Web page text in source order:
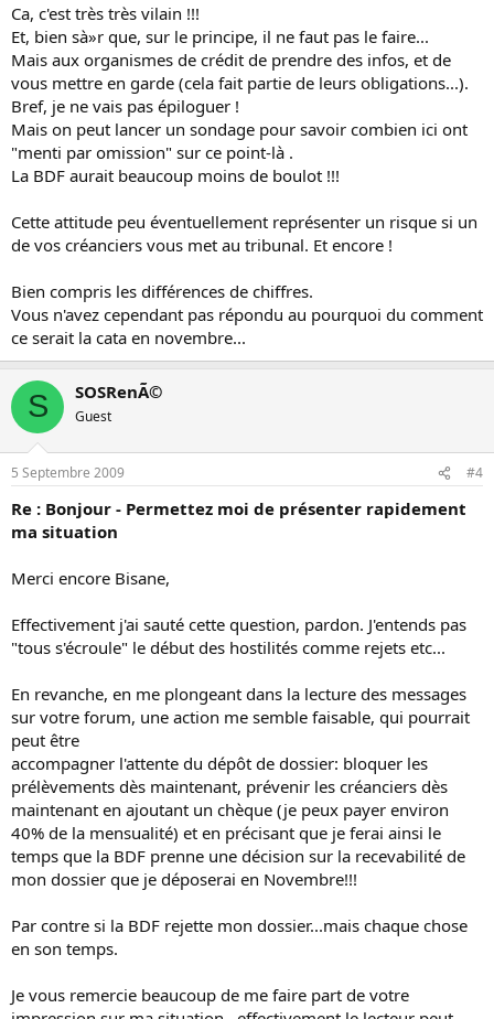
Ca, c'est très très vilain !!!
Et, bien sà»r que, sur le principe, il ne faut pas le faire...
Mais aux organismes de crédit de prendre des infos, et de
vous mettre en garde (cela fait partie de leurs obligations...).
Bref, je ne vais pas épiloguer !
Mais on peut lancer un sondage pour savoir combien ici ont
"menti par omission" sur ce point-là .
La BDF aurait beaucoup moins de boulot !!!
Cette attitude peu éventuellement représenter un risque si un
de vos créanciers vous met au tribunal. Et encore !
Bien compris les différences de chiffres.
Vous n'avez cependant pas répondu au pourquoi du comment
ce serait la cata en novembre...
S SOSRenÃ©
Guest
5 Septembre 2009 #4
Re : Bonjour - Permettez moi de présenter rapidement
ma situation
Merci encore Bisane,
Effectivement j'ai sauté cette question, pardon. J'entends pas
"tous s'écroule" le début des hostilités comme rejets etc...
En revanche, en me plongeant dans la lecture des messages
sur votre forum, une action me semble faisable, qui pourrait
peut être
accompagner l'attente du dépôt de dossier: bloquer les
prélèvements dès maintenant, prévenir les créanciers dès
maintenant en ajoutant un chèque (je peux payer environ
40% de la mensualité) et en précisant que je ferai ainsi le
temps que la BDF prenne une décision sur la recevabilité de
mon dossier que je déposerai en Novembre!!!
Par contre si la BDF rejette mon dossier...mais chaque chose
en son temps.
Je vous remercie beaucoup de me faire part de votre